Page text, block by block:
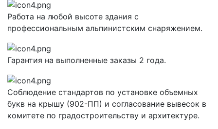
Работа на любой высоте здания с
профессиональным альпинистским снаряжением.
Гарантия на выполненные заказы 2 года.
Соблюдение стандартов по установке объемных
букв на крышу (902-ПП) и согласование вывесок в
комитете по градостроительству и архитектуре.